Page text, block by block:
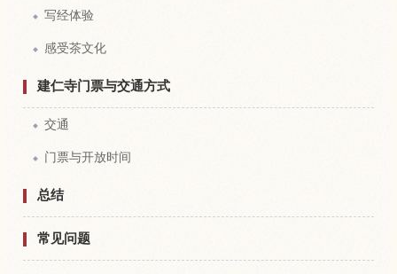
写经体验
感受茶文化
建仁寺门票与交通方式
交通
门票与开放时间
总结
常见问题